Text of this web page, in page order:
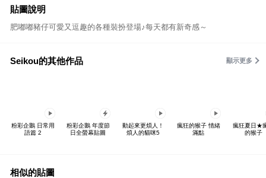
貼圖說明
肥嘟嘟豬仔可愛又逗趣的各種裝扮登場♪每天都有新奇感～
Seikou的其他作品 顯示更多
粉彩企鵝 日常用
語篇 2
粉彩企鵝 年度節
日全螢幕貼圖
動起來更煩人！
煩人的貓咪5
瘋狂的猴子 情緒
滿點
瘋狂夏日★
的猴子
相似的貼圖